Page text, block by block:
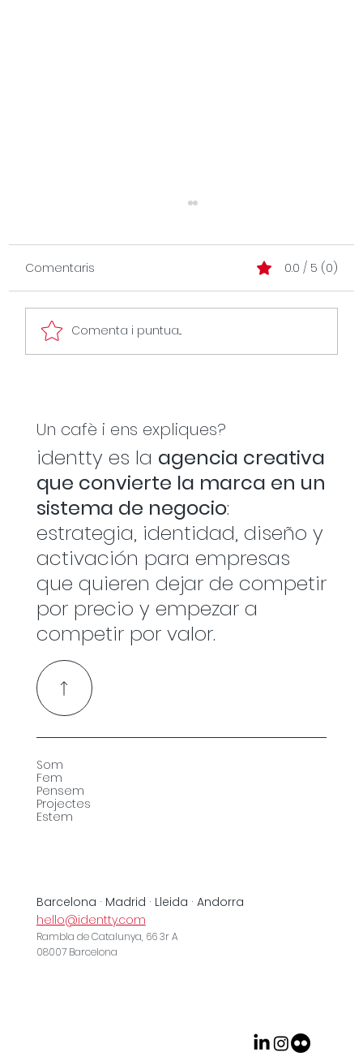
Comentaris 0.0 / 5 (0)
Comenta i puntua...
Un cafè i ens expliques?
identty es la agencia creativa
que convierte la marca en un
sistema de negocio:
estrategia, identidad, diseño y
activación para empresas
que quieren dejar de competir
por precio y empezar a
competir por valor.
Barcelona · Madrid · Lleida · Andorra
hello@identty.com
Rambla de Catalunya, 66 3r A
08007 Barcelona
Som
Fem
Pensem
Projectes
Estem